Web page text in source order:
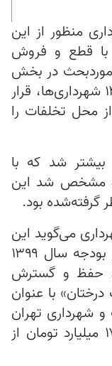
منظور از این
با قطع و فروش
موردبحث در بخش
«ب» بند ۳ تبصره یک از بودجه ۱۴۰۰ شهرداری‌ها، قرار
محل تخلفات را
بیشتر شد که با
مشخص شد این
می‌گوید این
موضوع درست نیست و این بند در بودجه سال ۱۳۹۹
حفظ و گسترش
با عنوان
شهرداری تهران
هفت قطعه باغ با رقمی معادل ۱۷۵ میلیارد تومان از